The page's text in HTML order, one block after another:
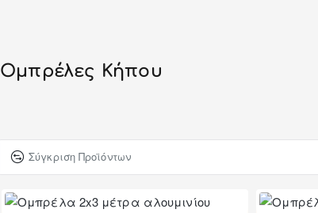
Ομπρέλες Κήπου
Σύγκριση Προϊόντων